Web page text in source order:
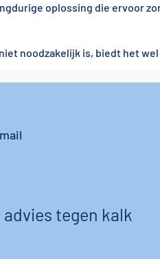
oplossing die ervoor
noodzakelijk is, biedt het
tegen kalk